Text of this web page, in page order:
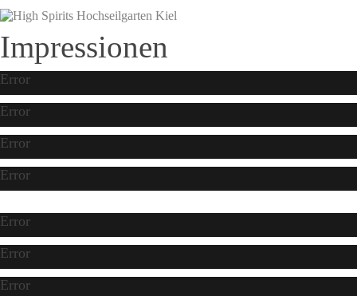
Impressionen
Error
Error
Error
Error
Error
Error
Error